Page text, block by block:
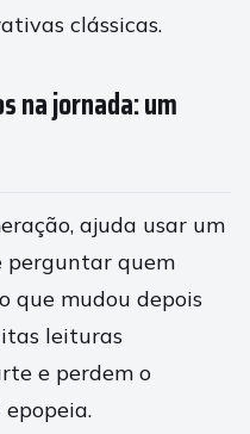
clássicas.
na jornada: um
ajuda usar um
perguntar quem
que mudou depois
leituras
e perdem o